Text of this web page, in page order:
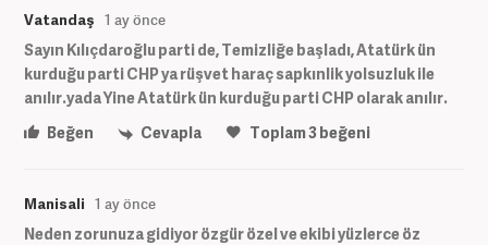
Vatandaş 1 ay önce
Sayın Kılıçdaroğlu parti de, Temizliğe başladı, Atatürk ün
kurduğu parti CHP ya rüşvet haraç sapkınlik yolsuzluk ile
anılır.yada Yine Atatürk ün kurduğu parti CHP olarak anılır.
Beğen
Cevapla Toplam3beğeni
Manisali 1 ay önce
Neden zorunuza gidiyor özgür özel ve ekibi yüzlerce öz